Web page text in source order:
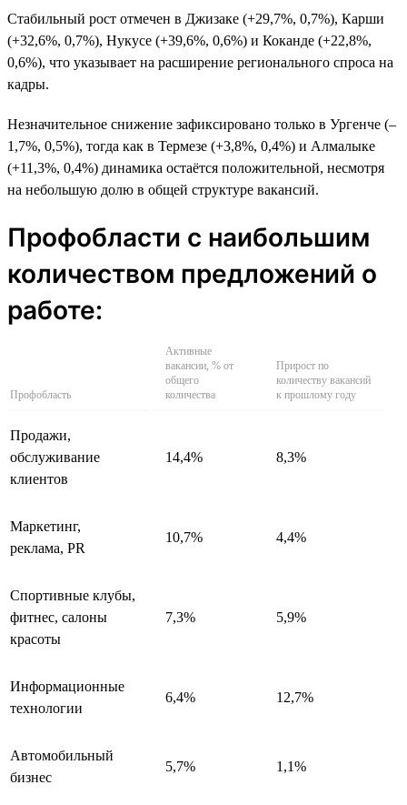
Стабильный рост отмечен в Джизаке (+29,7%, 0,7%), Карши
(+32,6%, 0,7%), Нукусе (+39,6%, 0,6%) и Коканде (+22,8%,
0,6%), что указывает на расширение регионального спроса на
кадры.
Незначительное снижение зафиксировано только в Ургенче (–
1,7%, 0,5%), тогда как в Термезе (+3,8%, 0,4%) и Алмалыке
(+11,3%, 0,4%) динамика остаётся положительной, несмотря
на небольшую долю в общей структуре вакансий.
Профобласти с наибольшим
количеством предложений о
работе:
Профобласть
Активные
вакансии, % от
общего
количества
Прирост по
количеству вакансий
к прошлому году
Продажи,
обслуживание
клиентов
14,4% 8,3%
Маркетинг,
реклама, PR
10,7% 4,4%
Спортивные клубы,
фитнес, салоны
красоты
7,3% 5,9%
Информационные
технологии
6,4% 12,7%
Автомобильный
бизнес
5,7% 1,1%